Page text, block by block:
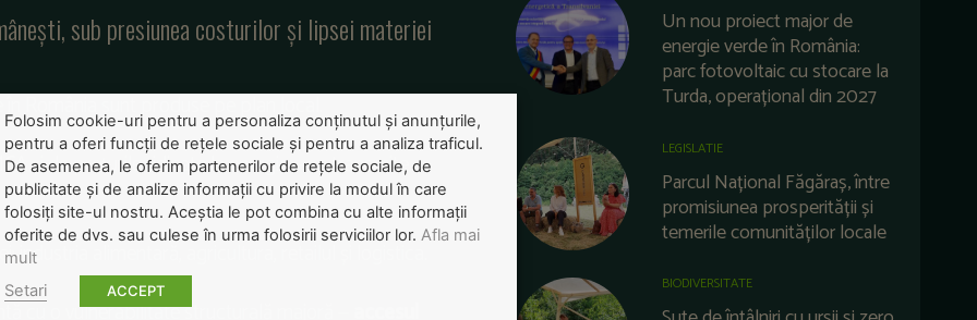
sub presiunea costurilor și lipsei materiei
România sunt produse pe plan local.
și de prețurile ridicate la energie — se transmite
alimentară, agricultura, retailul și logistica.
Un nou proiect major de
energie verde în România:
parc fotovoltaic cu stocare la
Turda, operațional din 2027
LEGISLATIE
Parcul Național Făgăraș, între
promisiunea prosperității și
temerile comunităților locale
BIODIVERSITATE
Folosim cookie-uri pentru a personaliza conținutul și anunțurile,
pentru a oferi funcții de rețele sociale și pentru a analiza traficul.
De asemenea, le oferim partenerilor de rețele sociale, de
publicitate și de analize informații cu privire la modul în care
folosiți site-ul nostru. Aceștia le pot combina cu alte informații
oferite de dvs. sau culese în urma folosirii serviciilor lor. Afla mai
mult
Setari
ACCEPT